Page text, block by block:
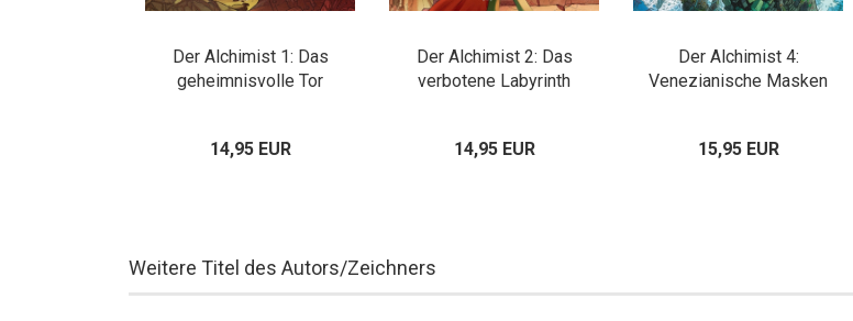
Der Alchimist 1: Das
geheimnisvolle Tor
14,95 EUR
Der Alchimist 2: Das
verbotene Labyrinth
14,95 EUR
Der Alchimist 4:
Venezianische Masken
15,95 EUR
Weitere Titel des Autors/Zeichners